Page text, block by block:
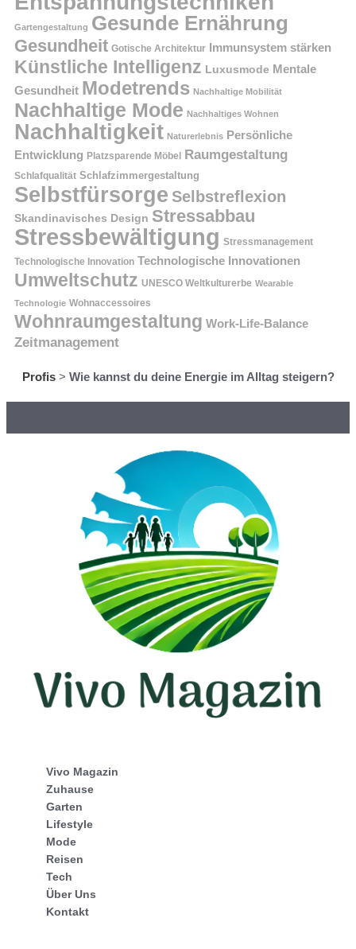
Gartengestaltung Gesunde Ernährung
Gesundheit Gotische Architektur Immunsystem stärken
Künstliche Intelligenz Luxusmode Mentale
Gesundheit Modetrends Nachhaltige Mobilität
Nachhaltige Mode Nachhaltiges Wohnen
Nachhaltigkeit Naturerlebnis Persönliche
Entwicklung Platzsparende Möbel Raumgestaltung
Schlafqualität Schlafzimmergestaltung
Selbstfürsorge Selbstreflexion
Skandinavisches Design Stressabbau
Stressbewältigung Stressmanagement
Technologische Innovation Technologische Innovationen
Umweltschutz UNESCO Weltkulturerbe Wearable
Technologie Wohnaccessoires
Wohnraumgestaltung Work-Life-Balance
Zeitmanagement
Profis> Wie kannst du deine Energie im Alltag steigern?
Vivo Magazin
Zuhause
Garten
Lifestyle
Mode
Reisen
Tech
Über Uns
Kontakt